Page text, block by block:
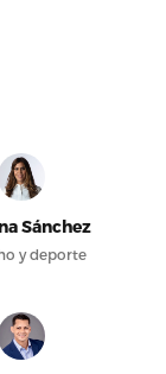
Sánchez
y deporte